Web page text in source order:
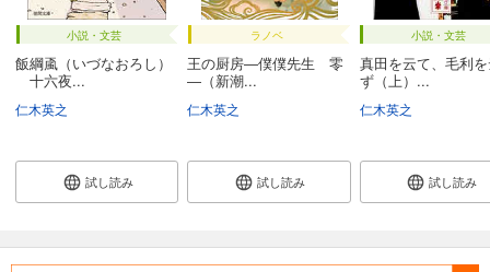
小説・文芸
飯綱颪（いづなおろし）
十六夜...
仁木英之
試し読み
ラノベ
王の厨房―僕僕先生 零
―（新潮...
仁木英之
試し読み
小説・文芸
真田を云て、毛利
ず（上）...
仁木英之
試し読み